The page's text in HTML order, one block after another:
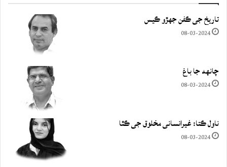
تاريخ جي ڪفن جھڙو ڪيس
08-03-2024
چانهه جا باغ
08-03-2024
ناول ڪتا: غيرانساني مخلوق جي ڪٿا
08-03-2024